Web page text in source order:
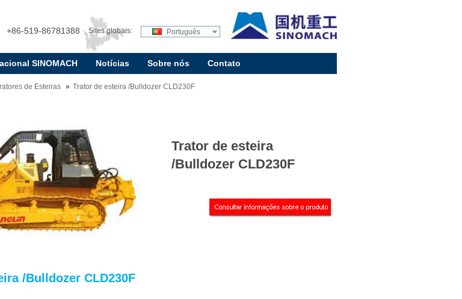
+86-519-86781388 Sites globais: Português
SINOMACH Notícias Sobre nós Contato
de Esteiras Trator de esteira /Bulldozer CLD230F
Trator de esteira
/Bulldozer CLD230F
/Bulldozer CLD230F